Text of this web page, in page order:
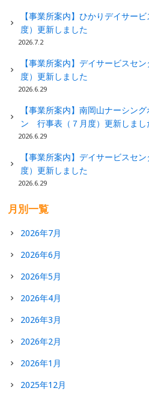
【事業所案内】ひかりデイサー
度）更新しました
2026.7.2
【事業所案内】デイサービスセ
度）更新しました
2026.6.29
【事業所案内】南岡山ナーシン
ン 行事表（７月度）更新しまし
2026.6.29
【事業所案内】デイサービスセ
度）更新しました
2026.6.29
月別一覧
2026年7月
2026年6月
2026年5月
2026年4月
2026年3月
2026年2月
2026年1月
2025年12月